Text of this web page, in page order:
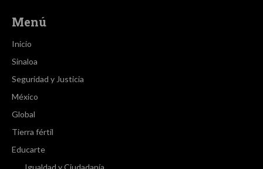
Menú
Inicio
Sinaloa
Seguridad y Justicia
México
Global
Tierra fértil
Educarte
Igualdad y Ciudadanía